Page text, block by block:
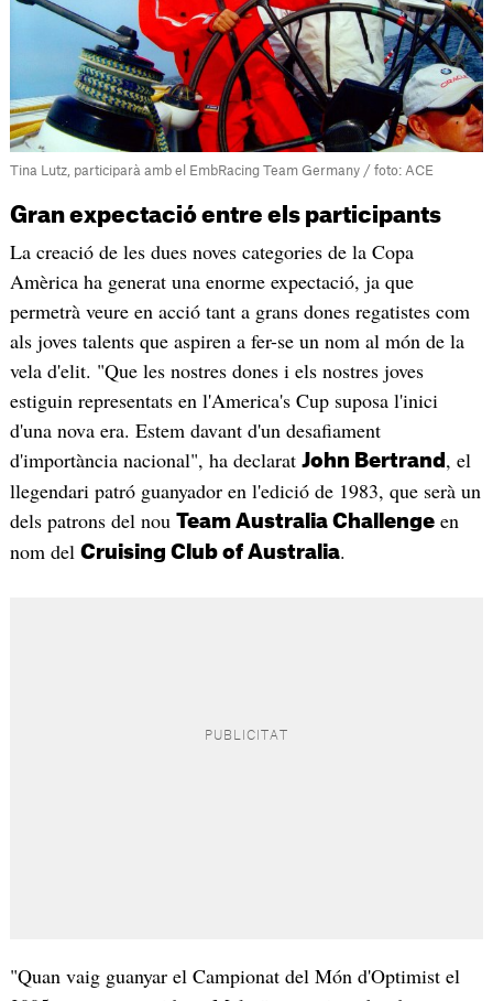
Tina Lutz, participarà amb el EmbRacing Team Germany / foto: ACE
Gran expectació entre els participants
La creació de les dues noves categories de la Copa
Amèrica ha generat una enorme expectació, ja que
permetrà veure en acció tant a grans dones regatistes com
als joves talents que aspiren a fer-se un nom al món de la
vela d'elit. "Que les nostres dones i els nostres joves
estiguin representats en l'America's Cup suposa l'inici
d'una nova era. Estem davant d'un desafiament
d'importància nacional", ha declarat John Bertrand , el
llegendari patró guanyador en l'edició de 1983, que serà un
dels patrons del nou Team Australia Challengeen
nom del Cruising Club of Australia.
"Quan vaig guanyar el Campionat del Món d'Optimist el